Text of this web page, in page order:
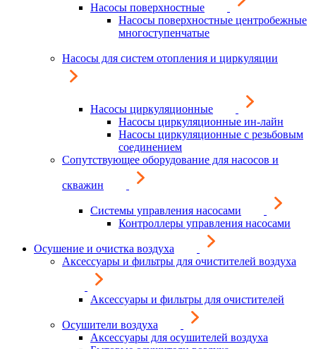
Насосы поверхностные
Насосы поверхностные центробежные
многоступенчатые
Насосы для систем отопления и циркуляции
Насосы циркуляционные
Насосы циркуляционные ин-лайн
Насосы циркуляционные с резьбовым
соединением
Сопутствующее оборудование для насосов и
скважин
Системы управления насосами
Контроллеры управления насосами
Осушение и очистка воздуха
Аксессуары и фильтры для очистителей воздуха
Аксессуары и фильтры для очистителей
Осушители воздуха
Аксессуары для осушителей воздуха